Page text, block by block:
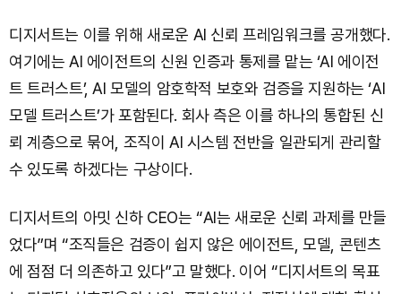
디지서트는 이를 위해 새로운 AI 신뢰 프레임워크를 공개했다.
여기에는 AI 에이전트의 신원 인증과 통제를 맡는 ‘AI 에이전
트 트러스트’, AI 모델의 암호학적 보호와 검증을 지원하는 ‘AI
모델 트러스트’가 포함된다. 회사 측은 이를 하나의 통합된 신
뢰 계층으로 묶어, 조직이 AI 시스템 전반을 일관되게 관리할
수 있도록 하겠다는 구상이다.
디지서트의 아밋 신하 CEO는 “AI는 새로운 신뢰 과제를 만들
었다”며 “조직들은 검증이 쉽지 않은 에이전트, 모델, 콘텐츠
에 점점 더 의존하고 있다”고 말했다. 이어 “디지서트의 목표